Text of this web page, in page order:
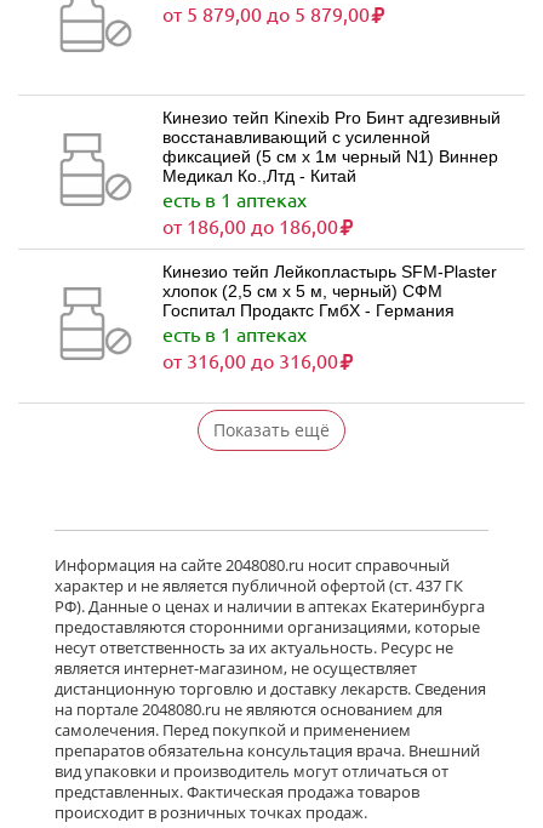
от 5 879,00 до 5 879,00
Кинезио тейп Kinexib Pro Бинт адгезивный
восстанавливающий с усиленной
фиксацией (5 см х 1м черный N1) Виннер
Медикал Ко.,Лтд - Китай
есть в 1 аптеках
от 186,00 до 186,00
Кинезио тейп Лейкопластырь SFM-Plaster
хлопок (2,5 см х 5 м, черный) СФМ
Госпитал Продактс ГмбХ - Германия
есть в 1 аптеках
от 316,00 до 316,00
Показать ещё
Информация на сайте 2048080.ru носит справочный
характер и не является публичной офертой (ст. 437 ГК
РФ). Данные о ценах и наличии в аптеках Екатеринбурга
предоставляются сторонними организациями, которые
несут ответственность за их актуальность. Ресурс не
является интернет-магазином, не осуществляет
дистанционную торговлю и доставку лекарств. Сведения
на портале 2048080.ru не являются основанием для
самолечения. Перед покупкой и применением
препаратов обязательна консультация врача. Внешний
вид упаковки и производитель могут отличаться от
представленных. Фактическая продажа товаров
происходит в розничных точках продаж.